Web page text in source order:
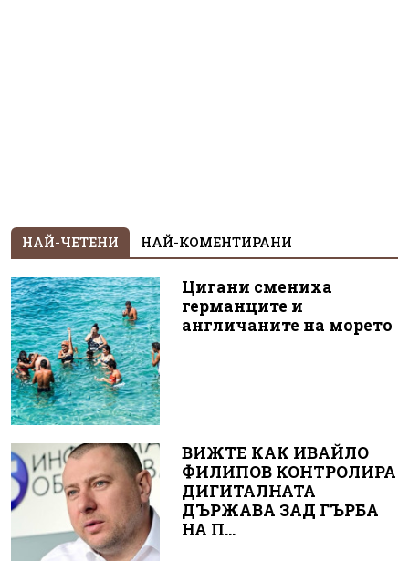
НАЙ-ЧЕТЕНИ НАЙ-КОМЕНТИРАНИ
Цигани смениха
германците и
англичаните на морето
ВИЖТЕ КАК ИВАЙЛО
ФИЛИПОВ КОНТРОЛИРА
ДИГИТАЛНАТА
ДЪРЖАВА ЗАД ГЪРБА
НА П...